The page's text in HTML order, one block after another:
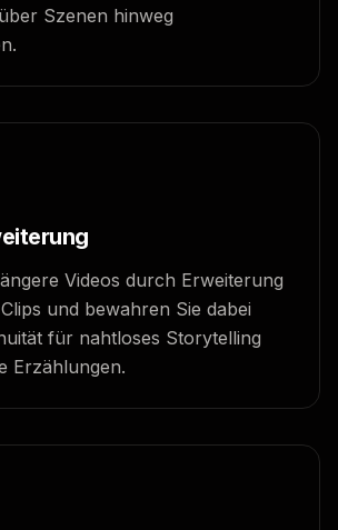
Szenen hinweg
Videos durch Erweiterung
und bewahren Sie dabei
für nahtloses Storytelling
Erzählungen.